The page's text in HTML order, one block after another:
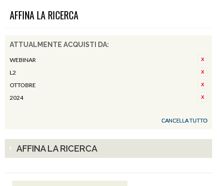
AFFINA LA RICERCA
ATTUALMENTE ACQUISTI DA:
WEBINAR
L2
OTTOBRE
2024
CANCELLA TUTTO
AFFINA LA RICERCA